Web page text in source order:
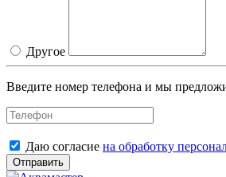
Другое
Введите номер телефона и мы
Даю согласие на обработку
Отправить